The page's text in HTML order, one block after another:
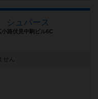
シュパース
路伏見中駒ビル6C
ん